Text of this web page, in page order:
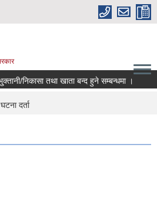
निकासा तथा खाता बन्द हुने सम्बन्धमा ।
दर्ता